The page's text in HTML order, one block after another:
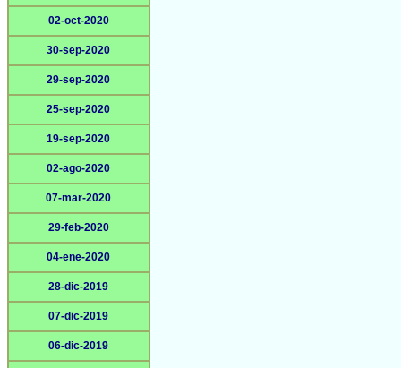
02-oct-2020
30-sep-2020
29-sep-2020
25-sep-2020
19-sep-2020
02-ago-2020
07-mar-2020
29-feb-2020
04-ene-2020
28-dic-2019
07-dic-2019
06-dic-2019